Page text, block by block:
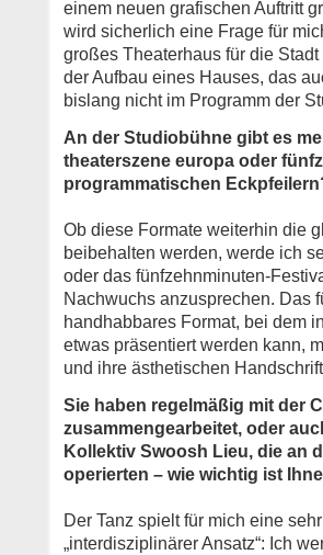
einem neuen grafischen Auftritt
wird sicherlich eine Frage für
großes Theaterhaus für die
der Aufbau eines Hauses, das
bislang nicht im Programm der
An der Studiobühne gibt es
theaterszene europa oder
programmatischen
Ob diese Formate weiterhin die
beibehalten werden, werde ich
oder das fünfzehnminuten-
Nachwuchs anzusprechen. Das
handhabbares Format, bei dem
etwas präsentiert werden kann,
und ihre ästhetischen
Sie haben regelmäßig mit der
zusammengearbeitet, oder
Kollektiv Swoosh Lieu, die an
operierten – wie wichtig ist
Der Tanz spielt für mich eine
„interdisziplinärer Ansatz“: Ich